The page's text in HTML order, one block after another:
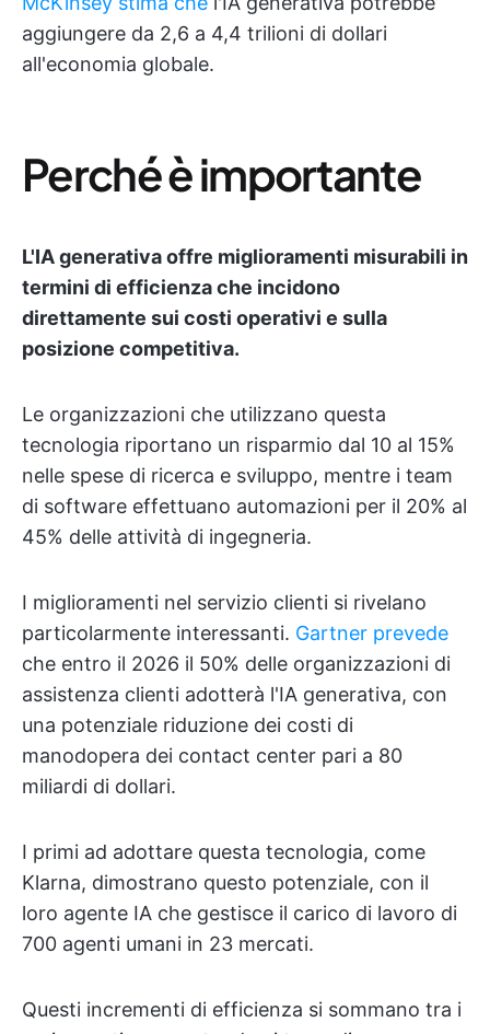
aggiungere da 2,6 a 4,4 trilioni di dollari
all'economia globale.
Perché è importante
L'IA generativa offre miglioramenti misurabili in
termini di efficienza che incidono
direttamente sui costi operativi e sulla
posizione competitiva.
Le organizzazioni che utilizzano questa
tecnologia riportano un risparmio dal 10 al 15%
nelle spese di ricerca e sviluppo, mentre i team
di software effettuano automazioni per il 20% al
45% delle attività di ingegneria.
I miglioramenti nel servizio clienti si rivelano
particolarmente interessanti. Gartner prevede
che entro il 2026 il 50% delle organizzazioni di
assistenza clienti adotterà l'IA generativa, con
una potenziale riduzione dei costi di
manodopera dei contact center pari a 80
miliardi di dollari.
I primi ad adottare questa tecnologia, come
Klarna, dimostrano questo potenziale, con il
loro agente IA che gestisce il carico di lavoro di
700 agenti umani in 23 mercati.
Questi incrementi di efficienza si sommano tra i